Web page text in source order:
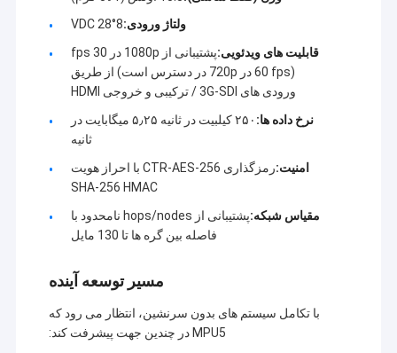
ولتاژ ورودی:8°28 VDC
قابلیت های ویدئویی:
پشتیبانی از 1080p در 30 fps
(60 fps در 720p در دسترس است) از طریق
ورودی های 3G-SDI / ترکیبی و خروجی HDMI
نرخ داده ها:
۲۵۰ کیلبیت در ثانیه ۵٫۲۵ میگابایت در
ثانیه
امنیت:
رمزگذاری CTR-AES-256 با احراز هویت
SHA-256 HMAC
مقیاس شبکه:
پشتیبانی از hops/nodes نامحدود با
فاصله بین گره ها تا 130 مایل
مسیر توسعه آینده
با تکامل سیستم های بدون سرنشین، انتظار می رود که
MPU5 در چندین جهت پیشرفت کند: